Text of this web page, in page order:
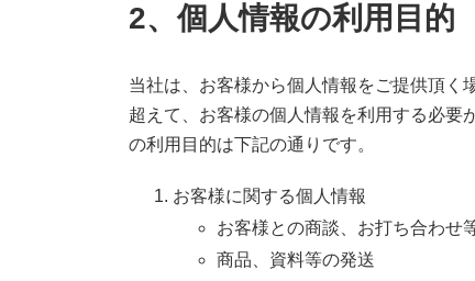
2、個人情報の利用目的
当社は、お客様から個人情報をご提供頂く
超えて、お客様の個人情報を利用する必要
の利用目的は下記の通りです。
お客様に関する個人情報
お客様との商談、お打ち合わせ
商品、資料等の発送